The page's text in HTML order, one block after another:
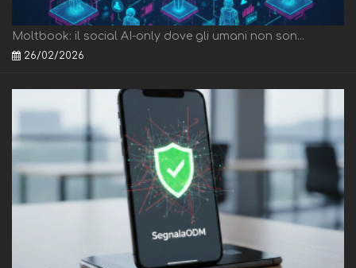
Moltbook: il social AI-only dove gli umani non son...
26/02/2026